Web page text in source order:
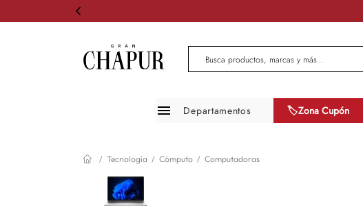
Busca productos, marcas y más...
Departamentos
Zapatos
🏷️Zona Cupón
Tecnología Cómputo Computadoras